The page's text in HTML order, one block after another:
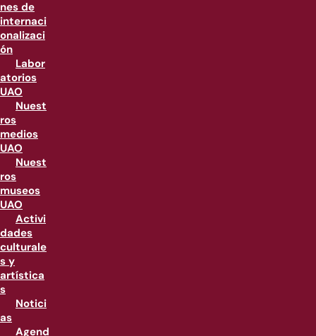
nes de
internaci
onalizaci
ón
Labor
atorios
UAO
Nuest
ros
medios
UAO
Nuest
ros
museos
UAO
Activi
dades
culturale
s y
artística
s
Notici
as
Agend